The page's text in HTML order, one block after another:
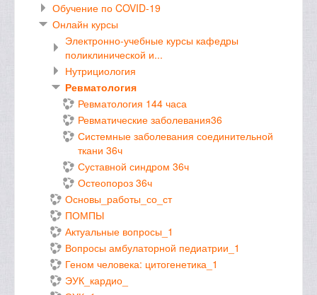
Обучение по COVID-19
Онлайн курсы
Электронно-учебные курсы кафедры
поликлинической и...
Нутрициология
Ревматология
Ревматология 144 часа
Ревматические заболевания36
Системные заболевания соединительной
ткани 36ч
Суставной синдром 36ч
Остеопороз 36ч
Основы_работы_со_ст
ПОМПЫ
Актуальные вопросы_1
Вопросы амбулаторной педиатрии_1
Геном человека: цитогенетика_1
ЭУК_кардио_